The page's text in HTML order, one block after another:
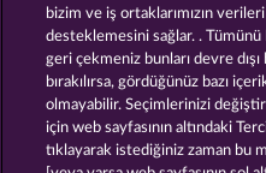
MAAAX DIAMONDS
bizim ve iş ortaklarımızın
desteklemesini sağlar. . Tümünü
geri çekmeniz bunları devre dışı
bırakılırsa, gördüğünüz bazı
olmayabilir. Seçimlerinizi
için web sayfasının altındaki
tıklayarak istediğiniz zaman bu